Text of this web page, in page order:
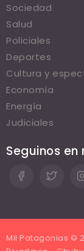
Sociedad
Salud
Policiales
Deportes
Cultura y
Economía
Energía
Judiciales
Seguinos en
Mil Patagonias ©